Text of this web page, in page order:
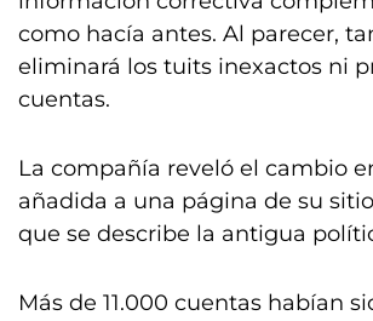
como hacía antes. Al parecer,
eliminará los tuits inexactos ni
cuentas.
La compañía reveló el cambio
añadida a una página de su
que se describe la antigua
Más de 11.000 cuentas habían